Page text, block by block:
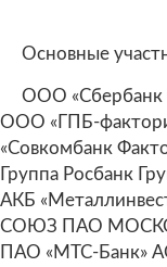
Основные
ООО «Сбербанк
ООО «ГПБ-
«Совкомбанк
Группа Росбанк
АКБ
СОЮЗ ПАО
ПАО «МТС-Банк»